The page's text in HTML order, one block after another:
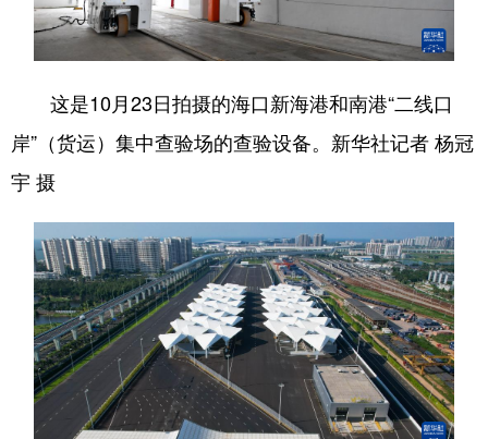
这是10月23日拍摄的海口新海港和南港“二线口
岸”（货运）集中查验场的查验设备。新华社记者 杨冠
宇 摄